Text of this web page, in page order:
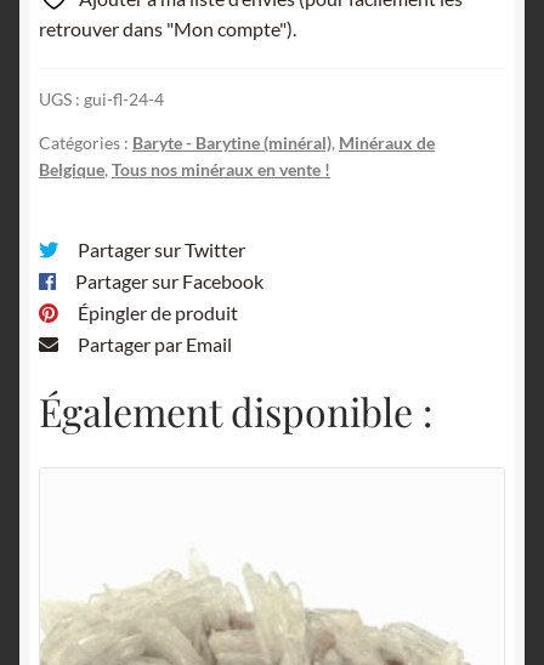
près
Belgique.
retrouver dans "Mon compte").
UGS : gui-fl-24-4
Catégories : Baryte - Barytine (minéral), Minéraux de
Belgique,Tous nos minéraux en vente !
Partager sur Twitter
Partager sur Facebook
Épingler de produit
Partager par Email
Également disponible :